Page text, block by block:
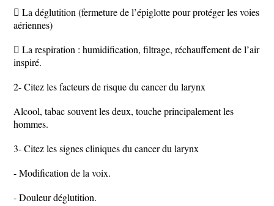
 La déglutition (fermeture de l’épiglotte pour protéger les voies
aériennes)
 La respiration : humidification, filtrage, réchauffement de l’air
inspiré.
2- Citez les facteurs de risque du cancer du larynx
Alcool, tabac souvent les deux, touche principalement les
hommes.
3- Citez les signes cliniques du cancer du larynx
- Modification de la voix.
- Douleur déglutition.